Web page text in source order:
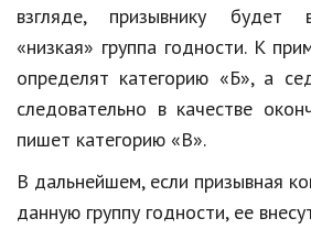
взгляде, призывнику будет
«низкая» группа годности. К
определят категорию «Б», а
следовательно в качестве
пишет категорию «В».
В дальнейшем, если призывная
данную группу годности, ее